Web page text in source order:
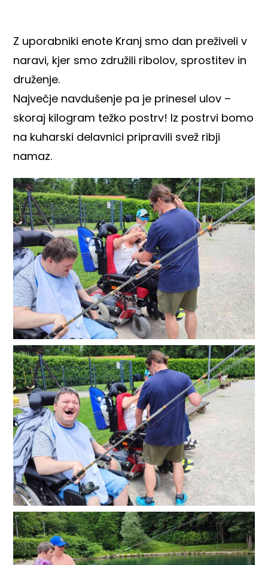
Z uporabniki enote Kranj smo dan preživeli v
naravi, kjer smo združili ribolov, sprostitev in
druženje.
Največje navdušenje pa je prinesel ulov –
skoraj kilogram težko postrv! Iz postrvi bomo
na kuharski delavnici pripravili svež ribji
namaz.